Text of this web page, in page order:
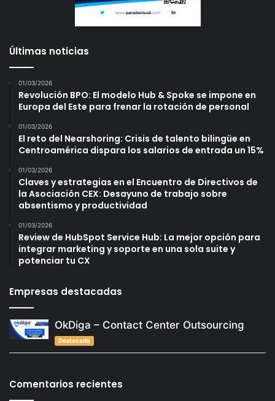
Últimas noticias
01/03/2026
Revolución BPO: El modelo Hub & Spoke se impone en
Europa del Este para frenar la rotación de personal
01/03/2026
El reto del Nearshoring: Crisis de talento bilingüe en
Centroamérica dispara los salarios de entrada un 15%
01/03/2026
Claves y estrategias en el Encuentro de Directivos de
la Asociación CEX: Desayuno de trabajo sobre
absentismo y productividad
01/03/2026
Review de HubSpot Service Hub: La mejor opción para
integrar marketing y soporte en una sola suite y
potenciar tu CX
Empresas destacadas
OkDiga – Contact Center Outsourcing
Destacada
Comentarios recientes